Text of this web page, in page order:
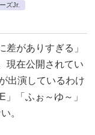
ズJr.
がありすぎる」
現在公開されてい
出演しているわけ
」「ふぉ～ゆ～」
。